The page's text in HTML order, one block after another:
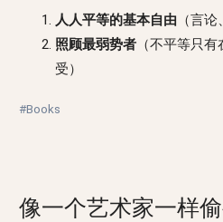
人人平等的基本自由 （言论
照顾最弱势者 （不平等只
受）
#Books
像一个艺术家一样